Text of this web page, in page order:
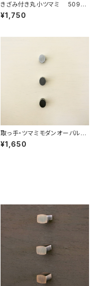
きざみ付き丸小ツマミ 509sb
ソリッドブラック５本セット【再
入荷】
¥1,750
取っ手・ツマミモダンオーバルツ
マミ 507wb ３本セット 日
本製
¥1,650